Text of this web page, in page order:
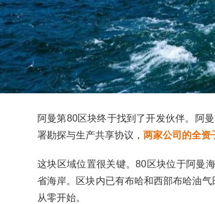
阿曼第80区块终于找到了开发伙伴。阿
署勘探与生产共享协议， 两家公司的全资
这块区域位置很关键。80区块位于阿曼
省海岸。区块内已有布哈和西部布哈油
从零开始。